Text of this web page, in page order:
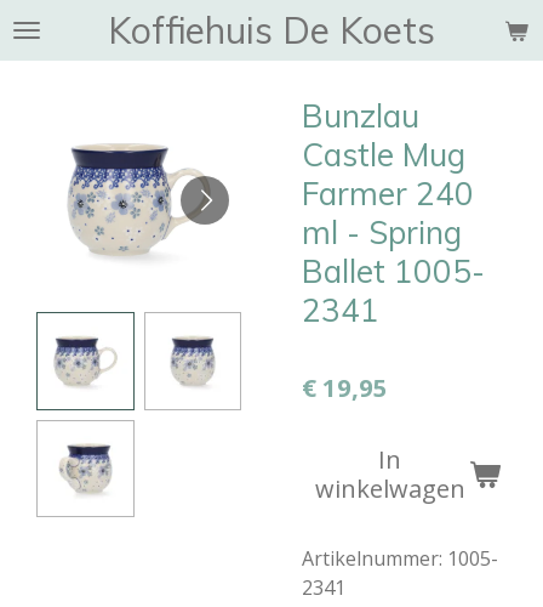
Ga
hoofdinhoud
Koffiehuis De Koets
Bunzlau
Castle Mug
Farmer 240
ml - Spring
Ballet 1005-
2341
€ 19,95
In
winkelwagen
Artikelnummer: 1005-
2341